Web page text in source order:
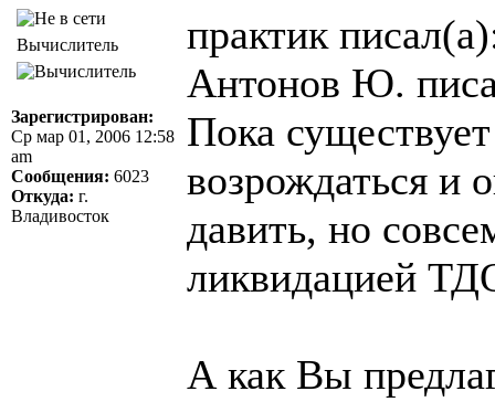
Вычислитель
Зарегистрирован:
Ср мар 01, 2006 12:58
am
Сообщения: 6023
Откуда: г.
Владивосток
практик
Антонов Ю.
Пока
возрождаться и
давить, но
ликвидацией
А как Вы